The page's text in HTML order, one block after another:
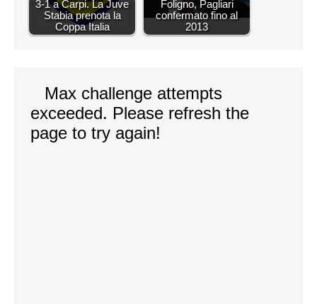
3-1 a Carpi. La Juve
Stabia prenota la
Coppa Italia
Foligno, Pagliari
confermato fino al
2013